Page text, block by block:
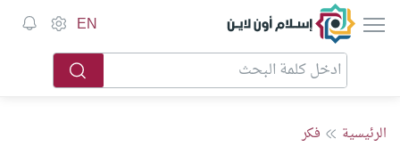
إسلام أون لاين EN
الرئيسية فكر